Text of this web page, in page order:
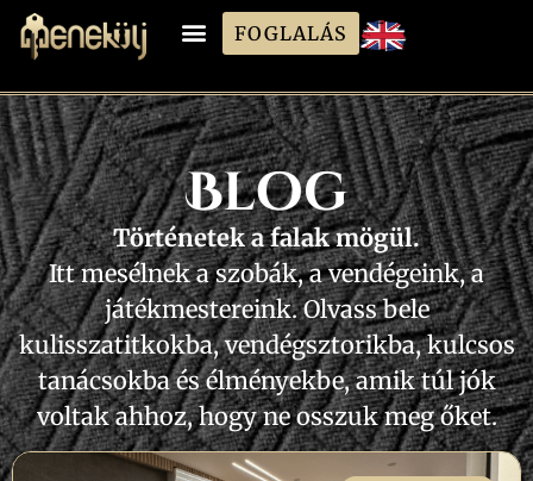
FOGLALÁS
Blog
Történetek a falak mögül.
Itt mesélnek a szobák, a vendégeink, a
játékmestereink. Olvass bele
kulisszatitkokba, vendégsztorikba, kulcsos
tanácsokba és élményekbe, amik túl jók
voltak ahhoz, hogy ne osszuk meg őket.